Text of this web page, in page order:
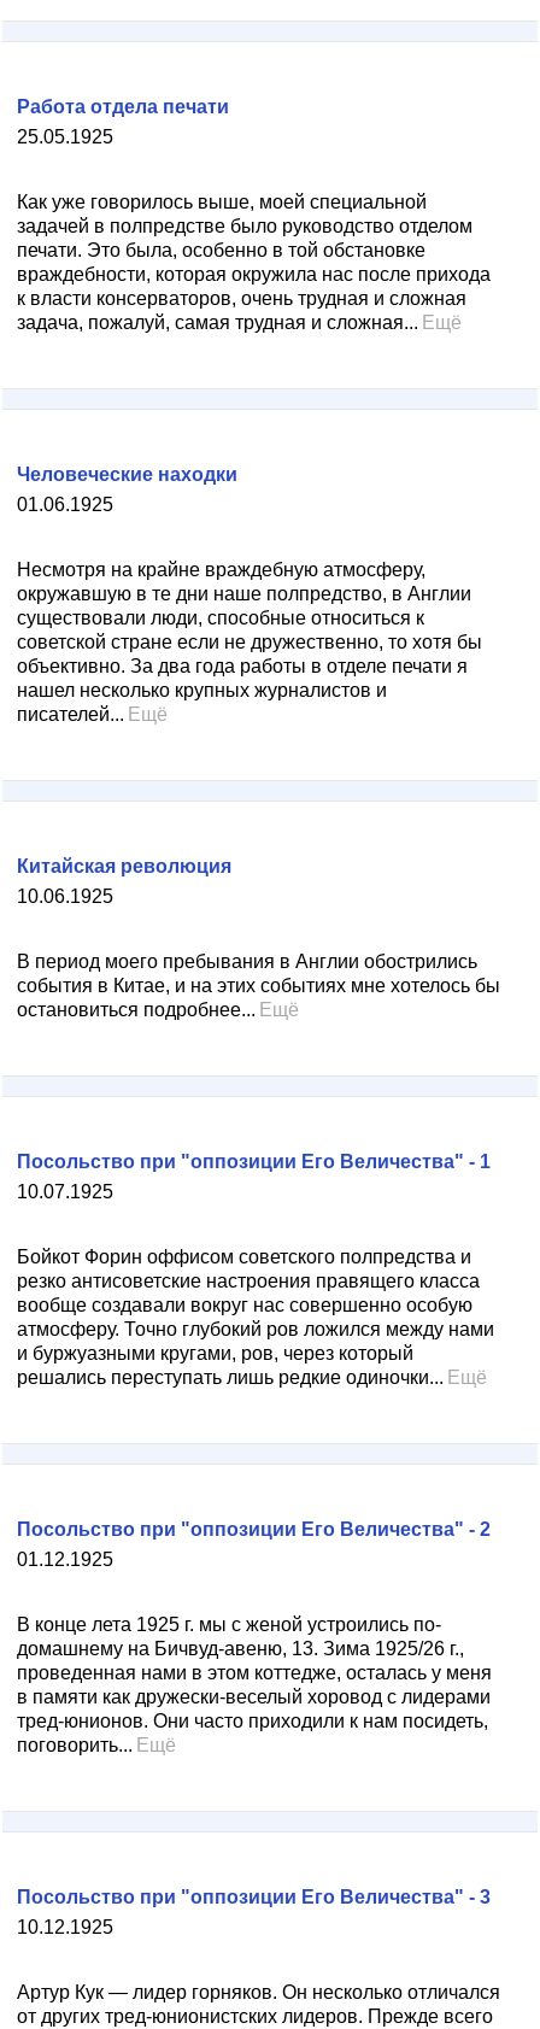
25.05.1925
Работа отдела печати
Как уже говорилось выше, моей специальной
задачей в полпредстве было руководство отделом
печати. Это была, особенно в той обстановке
враждебности, которая окружила нас после прихода
к власти консерваторов, очень трудная и сложная
задача, пожалуй, самая трудная и сложная... Ещё
01.06.1925
Человеческие находки
Несмотря на крайне враждебную атмосферу,
окружавшую в те дни наше полпредство, в Англии
существовали люди, способные относиться к
советской стране если не дружественно, то хотя бы
объективно. За два года работы в отделе печати я
нашел несколько крупных журналистов и
писателей... Ещё
10.06.1925
Китайская революция
В период моего пребывания в Англии обострились
события в Китае, и на этих событиях мне хотелось бы
остановиться подробнее... Ещё
10.07.1925
Посольство при "оппозиции Его Величества" - 1
Бойкот Форин оффисом советского полпредства и
резко антисоветские настроения правящего класса
вообще создавали вокруг нас совершенно особую
атмосферу. Точно глубокий ров ложился между нами
и буржуазными кругами, ров, через который
решались переступать лишь редкие одиночки... Ещё
01.12.1925
Посольство при "оппозиции Его Величества" - 2
В конце лета 1925 г. мы с женой устроились по-
домашнему на Бичвуд-авеню, 13. Зима 1925/26 г.,
проведенная нами в этом коттедже, осталась у меня
в памяти как дружески-веселый хоровод с лидерами
тред-юнионов. Они часто приходили к нам посидеть,
поговорить... Ещё
10.12.1925
Посольство при "оппозиции Его Величества" - 3
Артур Кук — лидер горняков. Он несколько отличался
от других тред-юнионистских лидеров. Прежде всего